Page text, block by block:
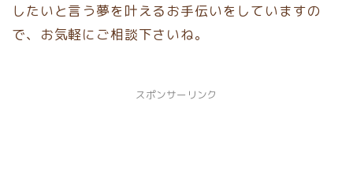
したいと言う夢を叶えるお手伝いをしていますの
で、お気軽にご相談下さいね。
スポンサーリンク